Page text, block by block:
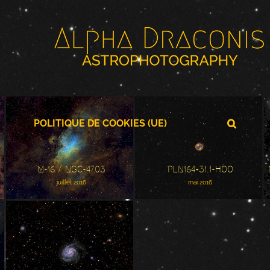
POLITIQUE DE COOKIES (UE)
M-16 / NGC-4703
M-16 / NGC-4703
juillet 2016
PLN164+31.1-HOO
PLN164+31.1-HOO
mai 2016
M-101